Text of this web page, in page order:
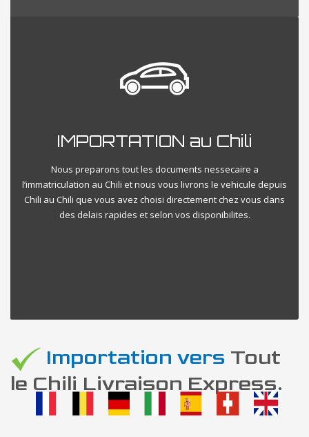
IMPORTATION au Chili
Nous preparons tout les documents nessecaire a
l’immatriculation au Chili et nous vous livrons le vehicule depuis
Chili au Chili que vous avez choisi directement chez vous dans
des delais rapides et selon vos disponibilites.
Importation vers Tout
le Chili Livraison Express.